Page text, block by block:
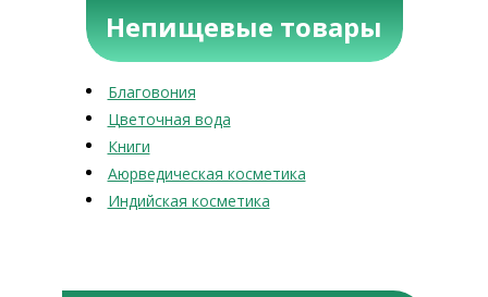
Непищевые товары
Благовония
Цветочная вода
Книги
Аюрведическая косметика
Индийская косметика